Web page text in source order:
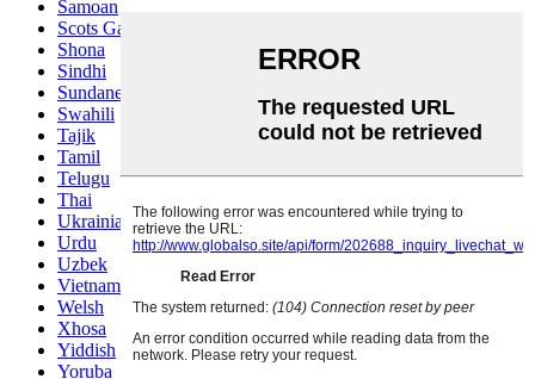
Samoan
Scots Gaelic
Shona
Sindhi
Sundanese
Swahili
Tajik
Tamil
Telugu
Thai
Ukrainian
Urdu
Uzbek
Vietnamese
Welsh
Xhosa
Yiddish
Yoruba